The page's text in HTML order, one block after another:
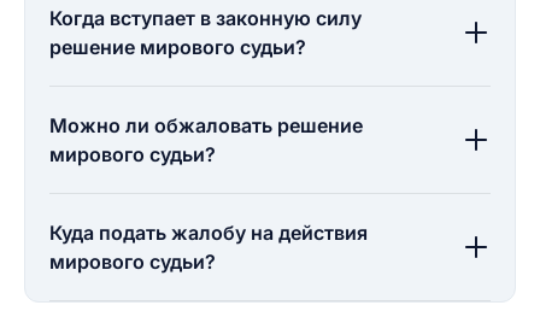
Когда вступает в законную силу
решение мирового судьи?
Можно ли обжаловать решение
мирового судьи?
Куда подать жалобу на действия
мирового судьи?